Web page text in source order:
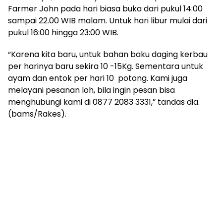
Farmer John pada hari biasa buka dari pukul 14:00
sampai 22.00 WIB malam. Untuk hari libur mulai dari
pukul 16:00 hingga 23:00 WIB.
“Karena kita baru, untuk bahan baku daging kerbau
per harinya baru sekira 10 -15Kg. Sementara untuk
ayam dan entok per hari 10 potong. Kami juga
melayani pesanan loh, bila ingin pesan bisa
menghubungi kami di 0877 2083 3331,” tandas dia.
(bams/Rakes).